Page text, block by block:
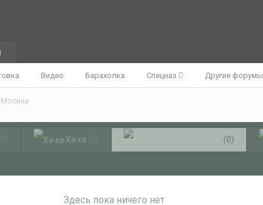
Видео Барахолка Спецназ Другие форумы
Ха-ха (0) (0)
Здесь пока ничего нет